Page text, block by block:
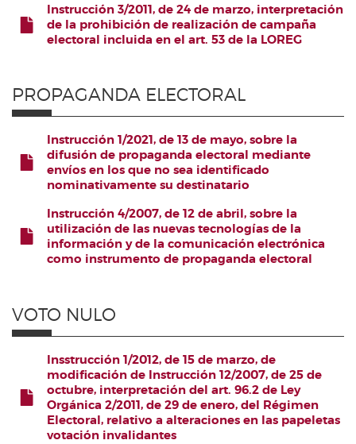
FICHERO
Instrucción 3/2011, de 24 de marzo, interpretación
de la prohibición de realización de campaña
electoral incluida en el art. 53 de la LOREG
PROPAGANDA ELECTORAL
FICHERO
Instrucción 1/2021, de 13 de mayo, sobre la
difusión de propaganda electoral mediante
envíos en los que no sea identificado
nominativamente su destinatario
FICHERO
Instrucción 4/2007, de 12 de abril, sobre la
utilización de las nuevas tecnologías de la
información y de la comunicación electrónica
como instrumento de propaganda electoral
VOTO NULO
FICHERO
Insstrucción 1/2012, de 15 de marzo, de
modificación de Instrucción 12/2007, de 25 de
octubre, interpretación del art. 96.2 de Ley
Orgánica 2/2011, de 29 de enero, del Régimen
Electoral, relativo a alteraciones en las papeletas
votación invalidantes